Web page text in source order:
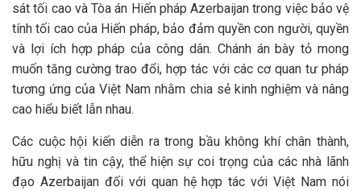
sát tối cao và Tòa án Hiến pháp Azerbaijan trong việc bảo vệ
tính tối cao của Hiến pháp, bảo đảm quyền con người, quyền
và lợi ích hợp pháp của công dân. Chánh án bày tỏ mong
muốn tăng cường trao đổi, hợp tác với các cơ quan tư pháp
tương ứng của Việt Nam nhằm chia sẻ kinh nghiệm và nâng
cao hiểu biết lẫn nhau.
Các cuộc hội kiến diễn ra trong bầu không khí chân thành,
hữu nghị và tin cậy, thể hiện sự coi trọng của các nhà lãnh
đạo Azerbaijan đối với quan hệ hợp tác với Việt Nam nói